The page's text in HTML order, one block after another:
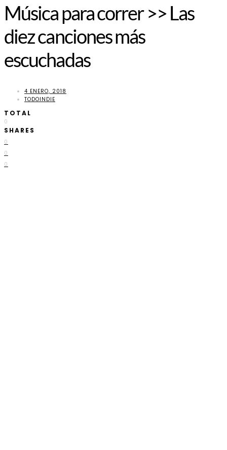
Música para correr >> Las
diez canciones más
escuchadas
4 ENERO, 2018
TODOINDIE
TOTAL
0
SHARES
0
0
0